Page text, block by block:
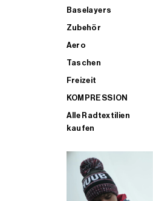
Baselayers
Zubehör
Aero
Taschen
Freizeit
KOMPRESSION
Alle Radtextilien
kaufen